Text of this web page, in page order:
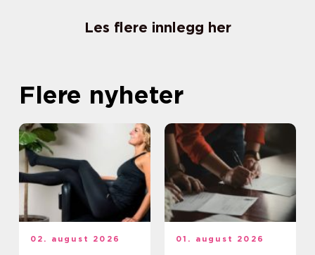
Les flere innlegg her
Flere nyheter
02. august 2026 01. august 2026